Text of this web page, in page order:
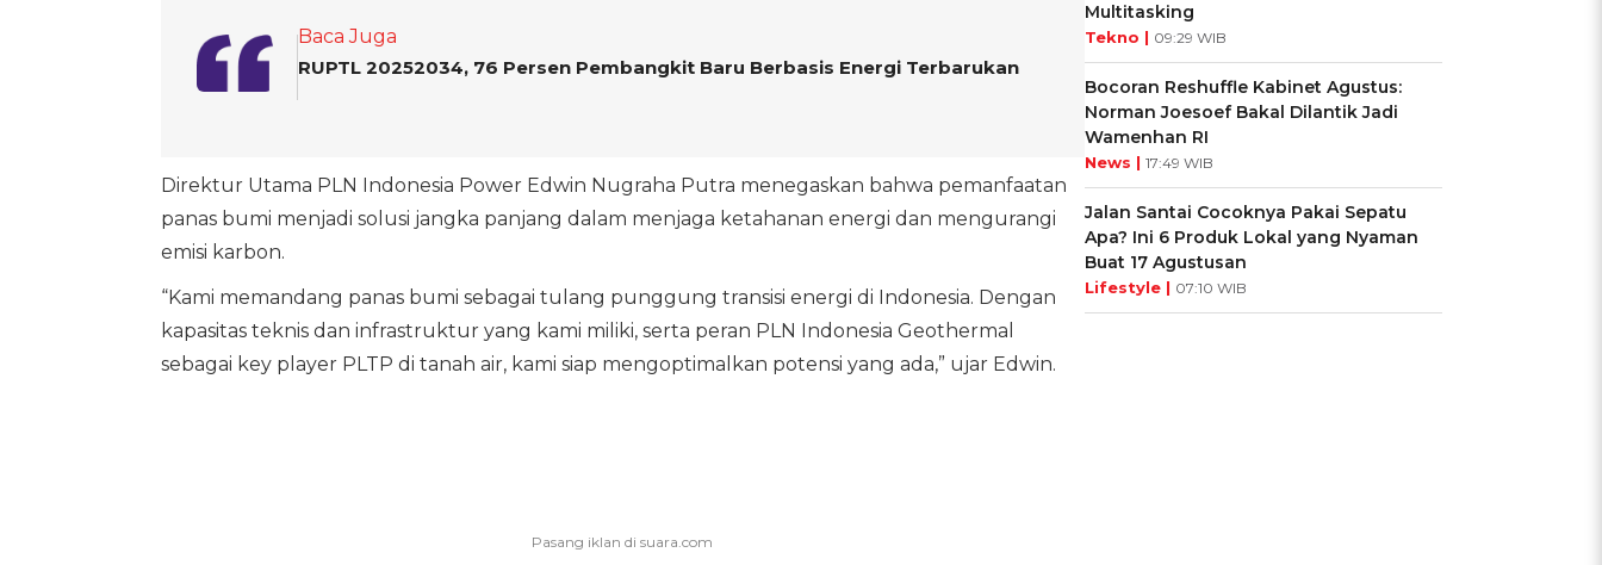
Baca Juga
RUPTL 20252034, 76 Persen Pembangkit Baru Berbasis Energi Terbarukan
Direktur Utama PLN Indonesia Power Edwin Nugraha Putra menegaskan bahwa pemanfaatan
panas bumi menjadi solusi jangka panjang dalam menjaga ketahanan energi dan mengurangi
emisi karbon.
“Kami memandang panas bumi sebagai tulang punggung transisi energi di Indonesia. Dengan
kapasitas teknis dan infrastruktur yang kami miliki, serta peran PLN Indonesia Geothermal
sebagai key player PLTP di tanah air, kami siap mengoptimalkan potensi yang ada,” ujar Edwin.
Multitasking
Tekno | 09:29 WIB
Bocoran Reshuffle Kabinet Agustus:
Norman Joesoef Bakal Dilantik Jadi
Wamenhan RI
News | 17:49 WIB
Jalan Santai Cocoknya Pakai Sepatu
Apa? Ini 6 Produk Lokal yang Nyaman
Buat 17 Agustusan
Lifestyle | 07:10 WIB